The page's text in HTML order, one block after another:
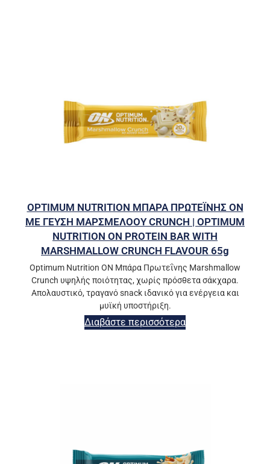
OPTIMUM NUTRITION ΜΠΑΡΑ ΠΡΩΤΕΪΝΗΣ ΟΝ
ΜΕ ΓΕΥΣΗ ΜΑΡΣΜΕΛΟΟΥ CRUNCH | OPTIMUM
NUTRITION ON PROTEIN BAR WITH
MARSHMALLOW CRUNCH FLAVOUR 65g
Optimum Nutrition ON Μπάρα Πρωτεΐνης Marshmallow
Crunch υψηλής ποιότητας, χωρίς πρόσθετα σάκχαρα.
Απολαυστικό, τραγανό snack ιδανικό για ενέργεια και
μυϊκή υποστήριξη.
Διαβάστε περισσότερα